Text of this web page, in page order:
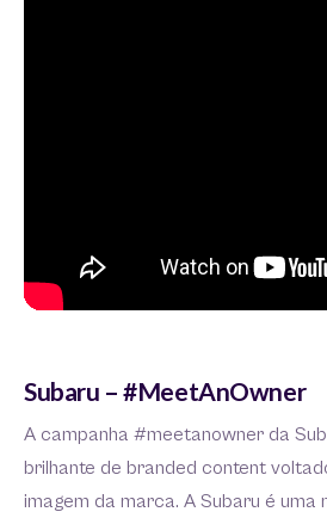
Subaru – #MeetAnOwner
A campanha #meetanowner da
brilhante de branded content
imagem da marca. A Subaru é